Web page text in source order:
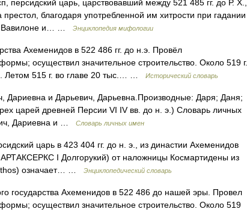
персидский царь, царствовавший между 521 485 гг. до Р. X.,
благодаря употребленной им хитрости при гадании
Вавилоне и… …
Энциклопедия мифологии
Ахеменидов в 522 486 гг. до н.э. Провёл
осуществил значительное строительство. Около 519 г.
515 г. во главе 20 тыс.… …
Исторический словарь
Дариевна и Дарьевич, Дарьевна.Производные: Даря; Даня;
царей древней Персии VI IV вв. до н. э.) Словарь личных
Дариевна и …
Словарь личных имен
царь в 423 404 гг. до н. э., из династии Ахеменидов
I Долгорукий) от наложницы Космартидены из
означает… …
Энциклопедический словарь
государства Ахеменидов в 522 486 до нашей эры. Провел
осуществил значительное строительство. Около 519